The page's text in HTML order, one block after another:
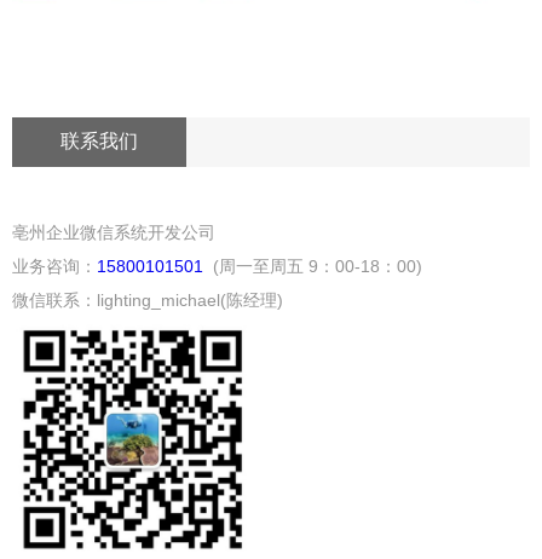
联系我们
亳州企业微信系统开发公司
业务咨询： 15800101501 (周一至周五 9：00-18：00)
微信联系：lighting_michael(陈经理)